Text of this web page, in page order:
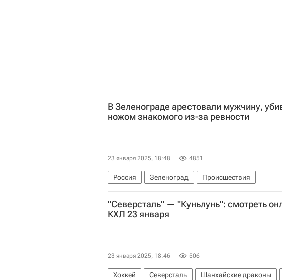
В Зеленограде арестовали мужчину,
ножом знакомого из-за ревности
23 января 2025, 18:48 4851
Россия Зеленоград Происшествия
"Северсталь" — "Куньлунь": смотреть
КХЛ 23 января
23 января 2025, 18:46 506
Хоккей Северсталь Шанхайские драконы